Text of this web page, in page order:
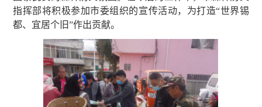
指挥部将积极参加市委组织的宣传活动，为打造“世界锡
都、宜居个旧”作出贡献。